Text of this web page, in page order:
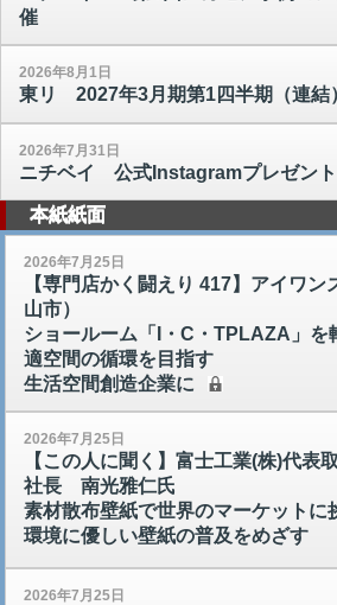
催
2026年8月1日
東リ 2027年3月期第1四半期（連結
2026年7月31日
ニチベイ 公式Instagramプレゼン
本紙紙面
2026年7月25日
【専門店かく闘えり 417】アイワン
山市）
ショールーム「I・C・TPLAZA」を
適空間の循環を目指す
生活空間創造企業に
2026年7月25日
【この人に聞く】富士工業(株)代表
社長 南光雅仁氏
素材散布壁紙で世界のマーケットに
環境に優しい壁紙の普及をめざす
2026年7月25日